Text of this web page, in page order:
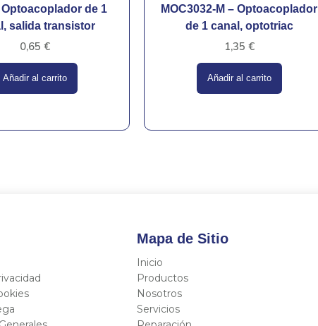
Optoacoplador de 1
salida transistor
0,65 €
Añadir al carrito
MOC3032-M – Optoacoplador
de 1 canal, optotriac
1,35 €
Añadir al carrito
Mapa de Sitio
Inicio
Productos
Nosotros
Servicios